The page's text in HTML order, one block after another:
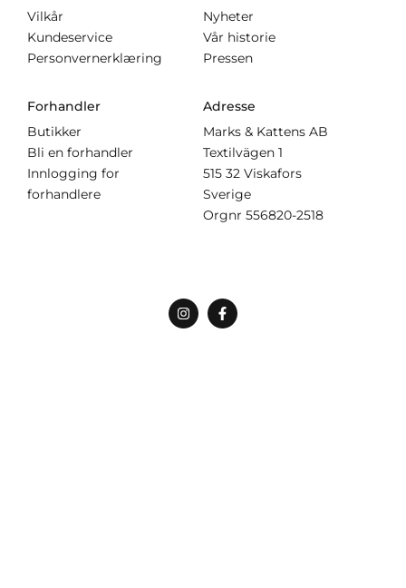
Vilkår
Kundeservice
Personvernerklæring
Nyheter
Vår historie
Pressen
Forhandler
Butikker
Bli en forhandler
Innlogging for
forhandlere
Adresse
Marks & Kattens AB
Textilvägen 1
515 32 Viskafors
Sverige
Orgnr 556820-2518